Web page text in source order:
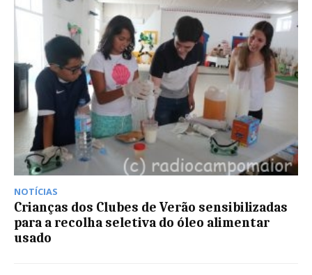
NOTÍCIAS
Crianças dos Clubes de Verão sensibilizadas
para a recolha seletiva do óleo alimentar
usado